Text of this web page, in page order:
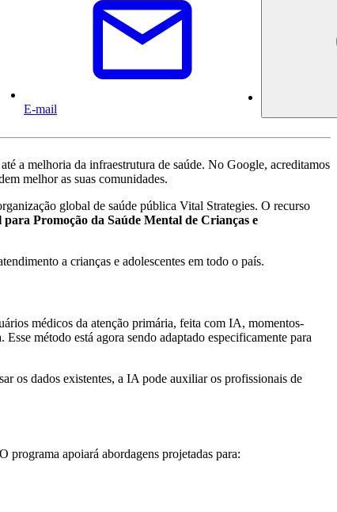
E-mail
a melhoria da infraestrutura de saúde. No Google, acreditamos
melhor as suas comunidades.
global de saúde pública Vital Strategies. O recurso
Promoção da Saúde Mental de Crianças e
a crianças e adolescentes em todo o país.
médicos da atenção primária, feita com IA, momentos-
método está agora sendo adaptado especificamente para
os dados existentes, a IA pode auxiliar os profissionais de
programa apoiará abordagens projetadas para: